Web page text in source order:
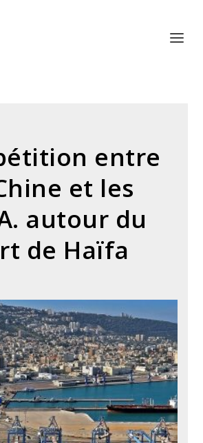
entre
et les
autour du
de Haïfa